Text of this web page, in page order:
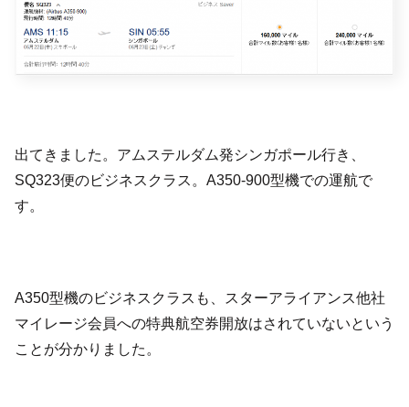
出てきました。アムステルダム発シンガポール行き、
SQ323便のビジネスクラス。A350-900型機での運航で
す。
A350型機のビジネスクラスも、スターアライアンス他社
マイレージ会員への特典航空券開放はされていないという
ことが分かりました。